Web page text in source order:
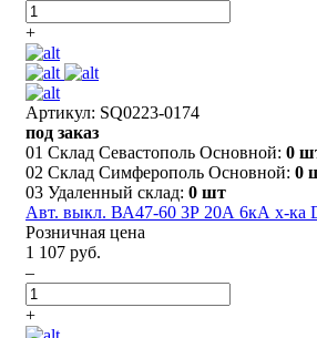
+
Артикул: SQ0223-0174
под заказ
01 Склад Севастополь Основной: 0
02 Склад Симферополь Основной: 0
03 Удаленный склад: 0 шт
Авт. выкл. ВА47-60 3Р 20А 6кА х-ка
Розничная цена
1 107 руб.
–
+